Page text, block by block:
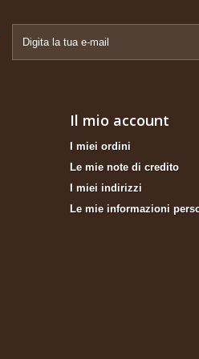
Il mio account
I miei ordini
Le mie note di credito
I miei indirizzi
Le mie informazioni